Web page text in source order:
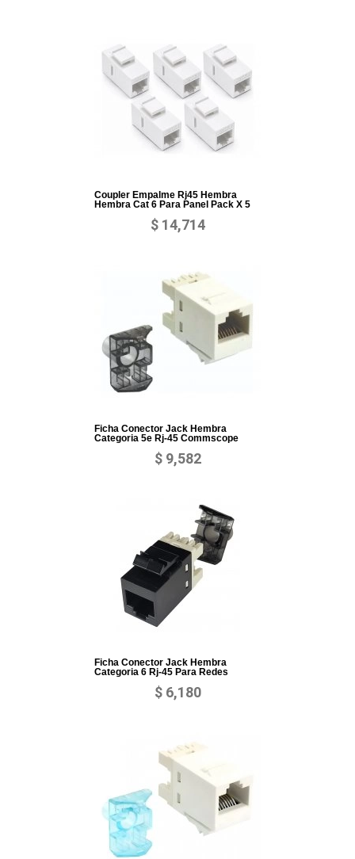
Coupler Empalme Rj45 Hembra
Hembra Cat 6 Para Panel Pack X 5
$ 14,714
Ficha Conector Jack Hembra
Categoria 5e Rj-45 Commscope
$ 9,582
Ficha Conector Jack Hembra
Categoria 6 Rj-45 Para Redes
$ 6,180